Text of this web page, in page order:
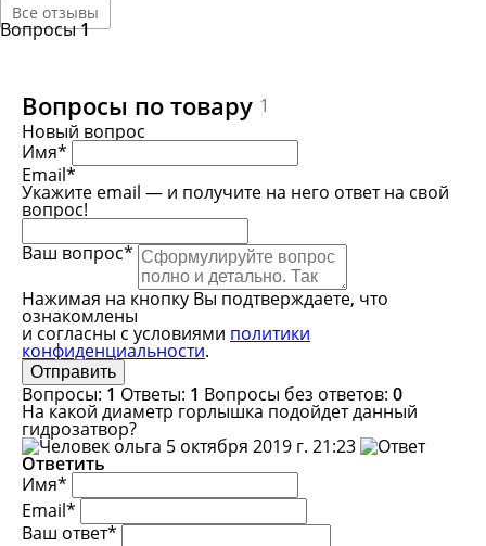
Все отзывы
Вопросы1
Вопросы по товару 1
Новый вопрос
Имя*
Email*
Укажите email — и получите на него ответ на свой
вопрос!
Ваш вопрос*
Нажимая на кнопку Вы подтверждаете, что
ознакомлены
и согласны с условиями политики
конфиденциальности.
Вопросы: 1 Ответы: 1 Вопросы без ответов: 0
На какой диаметр горлышка подойдет данный
гидрозатвор?
ольга 5 октября 2019 г. 21:23
Ответить
Имя*
Email*
Ваш ответ*